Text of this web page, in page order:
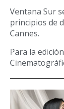
Ventana Sur
principios de
Cannes.
Para la